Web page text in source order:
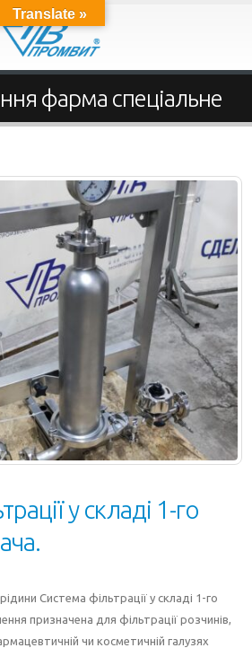
фарма спеціальне
у складі 1-го
Система фільтрації у складі 1-го
призначена для фільтрації розчинів,
чи косметичній галузях
Translate »